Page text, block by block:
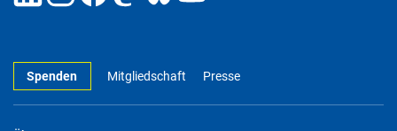
Spenden Mitgliedschaft Presse